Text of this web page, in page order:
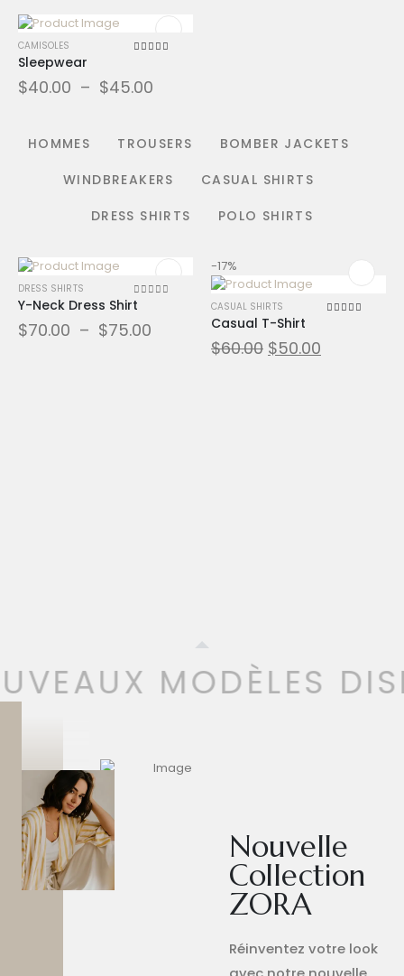
CAMISOLES
Sleepwear
$40.00 – $45.00
HOMMES TROUSERS
BOMBER JACKETS
WINDBREAKERS
CASUAL SHIRTS
DRESS SHIRTS
POLO SHIRTS
DRESS SHIRTS
0
Y-Neck Dress Shirt
$70.00 – $75.00
-17%
CASUAL SHIRTS
Casual T-Shirt
$60.00 $50.00
MODÈLES
Nouvelle
Collection
ZORA
Réinventez votre look